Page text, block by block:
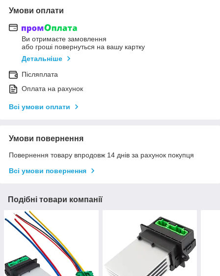
Умови оплати
Ви отримаєте замовлення
або гроші повернуться на вашу картку
Детальніше
Післяплата
Оплата на рахунок
Всі умови оплати
Умови повернення
Повернення товару впродовж 14 днів за рахунок покупця
Всі умови повернення
Подібні товари компанії